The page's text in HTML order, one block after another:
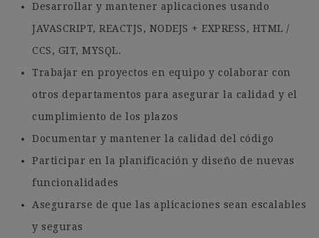
Desarrollar y mantener aplicaciones usando
JAVASCRIPT, REACTJS, NODEJS + EXPRESS, HTML /
CCS, GIT, MYSQL.
Trabajar en proyectos en equipo y colaborar con
otros departamentos para asegurar la calidad y el
cumplimiento de los plazos
Documentar y mantener la calidad del código
Participar en la planificación y diseño de nuevas
funcionalidades
Asegurarse de que las aplicaciones sean escalables
y seguras